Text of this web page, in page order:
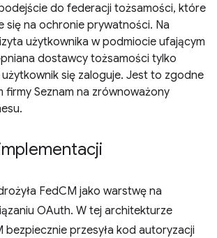
do federacji tożsamości, które
się na ochronie prywatności. Na
użytkownika w podmiocie ufającym
dostawcy tożsamości tylko
się zaloguje. Jest to zgodne
firmy Seznam na zrównoważony
FedCM jako warstwę na
OAuth. W tej architekturze
bezpiecznie przesyła kod autoryzacji